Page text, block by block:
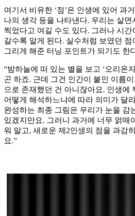
여기서 비유한 ‘점’은 인생에 있어 과
나의 생각 등을 나타낸다. 우리는 살
찍었다고 여길 수도 있다. 그러나 시간
갈수록 알게 된다. 실수처럼 보였던
그리게 해준 터닝 포인트가 되기도 한
“밤하늘에 떠 있는 별을 보고 ‘오리온
곤 하죠. 근데 그건 인간이 붙인 이름
으로 존재했던 건 아니잖아요. 인생에
어떻게 해석하느냐에 따라 의미가 달
완성하는 최종 그림은 우리가 눈을 감
있겠지만요. 그러니 과거에 너무 얽매
워 말고, 새로운 제2인생의 점을 과감
요.”